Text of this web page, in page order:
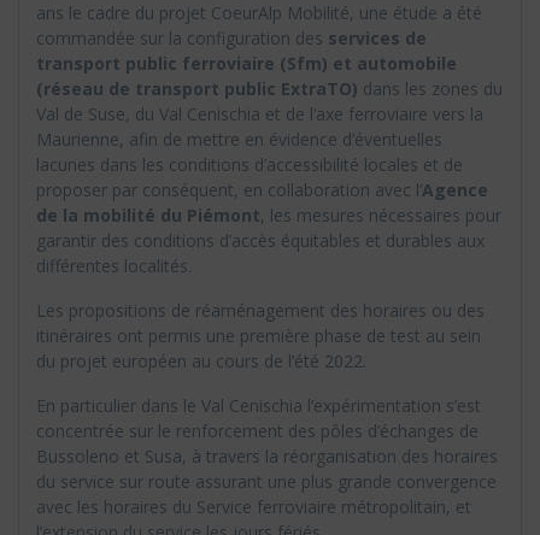
ans le cadre du projet CoeurAlp Mobilité, une étude a été
commandée sur la configuration des services de
transport public ferroviaire (Sfm) et automobile
(réseau de transport public ExtraTO) dans les zones du
Val de Suse, du Val Cenischia et de l’axe ferroviaire vers la
Maurienne, afin de mettre en évidence d’éventuelles
lacunes dans les conditions d’accessibilité locales et de
proposer par conséquent, en collaboration avec l’Agence
de la mobilité du Piémont, les mesures nécessaires pour
garantir des conditions d’accès équitables et durables aux
différentes localités.
Les propositions de réaménagement des horaires ou des
itinéraires ont permis une première phase de test au sein
du projet européen au cours de l’été 2022.
En particulier dans le Val Cenischia l’expérimentation s’est
concentrée sur le renforcement des pôles d’échanges de
Bussoleno et Susa, à travers la réorganisation des horaires
du service sur route assurant une plus grande convergence
avec les horaires du Service ferroviaire métropolitain, et